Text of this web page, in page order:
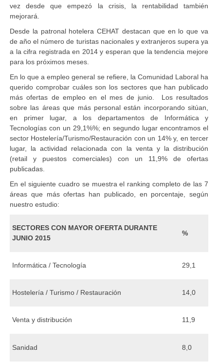
vez desde que empezó la crisis, la rentabilidad también
mejorará.
Desde la patronal hotelera CEHAT destacan que en lo que va
de año el número de turistas nacionales y extranjeros supera ya
a la cifra registrada en 2014 y esperan que la tendencia mejore
para los próximos meses.
En lo que a empleo general se refiere, la Comunidad Laboral ha
querido comprobar cuáles son los sectores que han publicado
más ofertas de empleo en el mes de junio. Los resultados
sobre las áreas que más personal están incorporando sitúan,
en primer lugar, a los departamentos de Informática y
Tecnologías con un 29,1%%; en segundo lugar encontramos el
sector Hostelería/Turismo/Restauración con un 14% y, en tercer
lugar, la actividad relacionada con la venta y la distribución
(retail y puestos comerciales) con un 11,9% de ofertas
publicadas.
En el siguiente cuadro se muestra el ranking completo de las 7
áreas que más ofertas han publicado, en porcentaje, según
nuestro estudio:
SECTORES CON MAYOR OFERTA DURANTE
JUNIO 2015
%
Informática / Tecnología 29,1
Hostelería / Turismo / Restauración 14,0
Venta y distribución 11,9
Sanidad 8,0